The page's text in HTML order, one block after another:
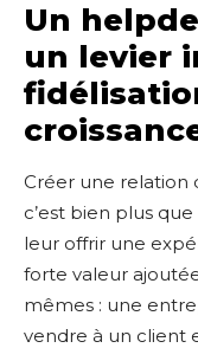
Un
un levier
Créer une relation
c’est bien plus
leur offrir une
forte valeur
mêmes : une
vendre à un client